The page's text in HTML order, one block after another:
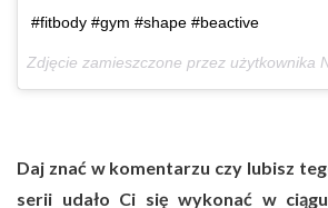
#fitbody #gym #shape #beactive
Daj znać w komentarzu czy lubisz
serii udało Ci się wykonać w